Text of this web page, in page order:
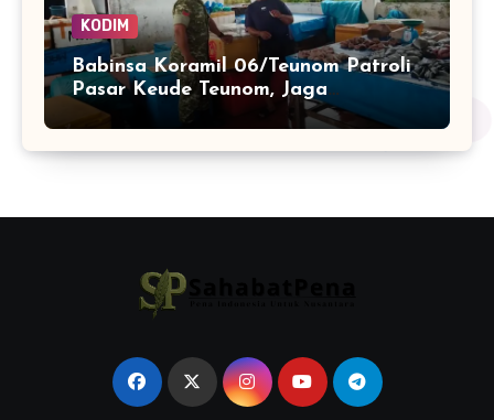
KODIM
Babinsa Koramil 06/Teunom Patroli
Pasar Keude Teunom, Jaga
Keamanan dan Kenyamanan